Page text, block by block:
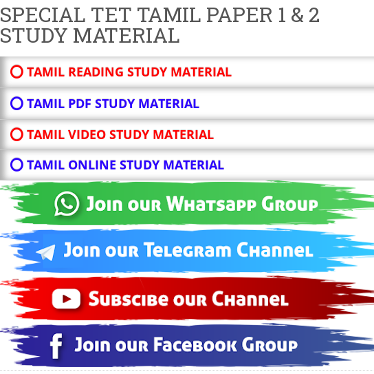
SPECIAL TET TAMIL PAPER 1 & 2
STUDY MATERIAL
⭕ TAMIL READING STUDY MATERIAL
⭕ TAMIL PDF STUDY MATERIAL
⭕ TAMIL VIDEO STUDY MATERIAL
⭕ TAMIL ONLINE STUDY MATERIAL